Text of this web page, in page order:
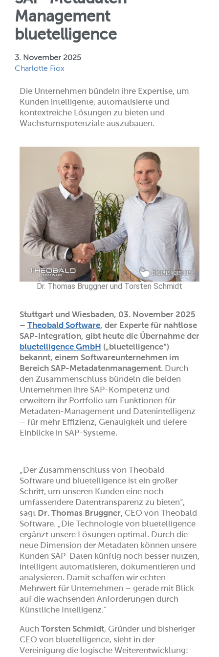
TRANSLATION STEWARD
KARRIERE
UNSERE WERTE
UNSERE PARTNER
SUPPORT
BLOG
KONTAKT
SAP BW-System!
Management
bluetelligence
3. November 2025
Charlotte Fiox
Die Unternehmen bündeln ihre Expertise, um
Kunden intelligente, automatisierte und
kontextreiche Lösungen zu bieten und
Wachstumspotenziale auszubauen.
Dr. Thomas Bruggner und Torsten Schmidt
Stuttgart und Wiesbaden, 03. November 2025
– Theobald Software, der Experte für nahtlose
SAP-Integration, gibt heute die Übernahme der
bluetelligence GmbH („bluetelligence“)
bekannt, einem Softwareunternehmen im
Bereich SAP-Metadatenmanagement. Durch
den Zusammenschluss bündeln die beiden
Unternehmen ihre SAP-Kompetenz und
erweitern ihr Portfolio um Funktionen für
Metadaten-Management und Datenintelligenz
– für mehr Effizienz, Genauigkeit und tiefere
Einblicke in SAP-Systeme.
„Der Zusammenschluss von Theobald
Software und bluetelligence ist ein großer
Schritt, um unseren Kunden eine noch
umfassendere Datentransparenz zu bieten“,
sagt Dr. Thomas Bruggner, CEO von Theobald
Software. „Die Technologie von bluetelligence
ergänzt unsere Lösungen optimal. Durch die
neue Dimension der Metadaten können unsere
Kunden SAP-Daten künftig noch besser nutzen,
intelligent automatisieren, dokumentieren und
analysieren. Damit schaffen wir echten
Mehrwert für Unternehmen – gerade mit Blick
auf die wachsenden Anforderungen durch
Künstliche Intelligenz.“
Auch Torsten Schmidt, Gründer und bisheriger
CEO von bluetelligence, sieht in der
Vereinigung die logische Weiterentwicklung: